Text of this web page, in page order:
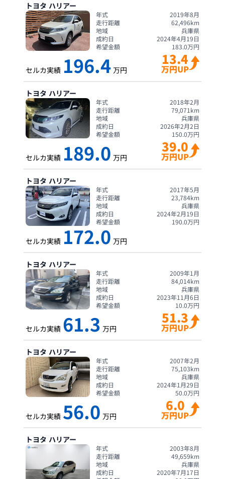
トヨタ ハリアー
年式
2019年8月
走行距離
62,496km
地域
兵庫県
成約日
2024年4月19日
希望金額
183.0万円
セルカ実績 196.4 万円
13.4
万円UP
トヨタ ハリアー
年式
2018年2月
走行距離
79,071 km
地域
兵庫県
成約日
2026年2月2日
希望金額
150.0万円
セルカ実績 189.0 万円
39.0
万円UP
トヨタ ハリアー
年式
2017年5月
走行距離
23,784km
地域
兵庫県
成約日
2024年2月19日
希望金額
190.0万円
セルカ実績 172.0 万円
トヨタ ハリアー
年式
2009年1月
走行距離
84,014km
地域
兵庫県
成約日
2023年11月6日
希望金額
10.0万円
セルカ実績 61.3 万円
51.3
万円UP
トヨタ ハリアー
年式
2007年2月
走行距離
75,103km
地域
兵庫県
成約日
2024年1月29日
希望金額
50.0万円
セルカ実績 56.0 万円
6.0
万円UP
トヨタ ハリアー
年式
2003年8月
走行距離
49,659km
地域
兵庫県
成約日
2020年7月17日